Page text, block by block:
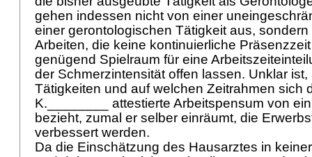
gehen indessen nicht von einer
einer gerontologischen Tätigkeit aus,
Arbeiten, die keine kontinuierliche
genügend Spielraum für eine
der Schmerzintensität offen lassen. Unklar
Tätigkeiten und auf welchen Zeitrahmen sich
K.________ attestierte Arbeitspensum von
bezieht, zumal er selber einräumt, die
verbessert werden.
Da die Einschätzung des Hausarztes in